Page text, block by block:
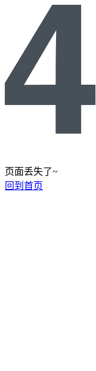
页面丢失了~
回到首页